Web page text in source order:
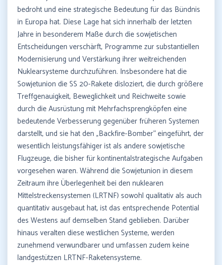
bedroht und eine strategische Bedeutung für das Bündnis
in Europa hat. Diese Lage hat sich innerhalb der letzten
Jahre in besonderem Maße durch die sowjetischen
Entscheidungen verschärft, Programme zur substantiellen
Modernisierung und Verstärkung ihrer weitreichenden
Nuklearsysteme durchzuführen. Insbesondere hat die
Sowjetunion die SS 20-Rakete disloziert, die durch größere
Treffgenauigkeit, Beweglichkeit und Reichweite sowie
durch die Ausrüstung mit Mehrfachsprengköpfen eine
bedeutende Verbesserung gegenüber früheren Systemen
darstellt, und sie hat den „Backfire-Bomber“ eingeführt, der
wesentlich leistungsfähiger ist als andere sowjetische
Flugzeuge, die bisher für kontinentalstrategische Aufgaben
vorgesehen waren. Während die Sowjetunion in diesem
Zeitraum ihre Überlegenheit bei den nuklearen
Mittelstreckensystemen (LRTNF) sowohl qualitativ als auch
quantitativ ausgebaut hat, ist das entsprechende Potential
des Westens auf demselben Stand geblieben. Darüber
hinaus veralten diese westlichen Systeme, werden
zunehmend verwundbarer und umfassen zudem keine
landgestützen LRTNF-Raketensysteme.